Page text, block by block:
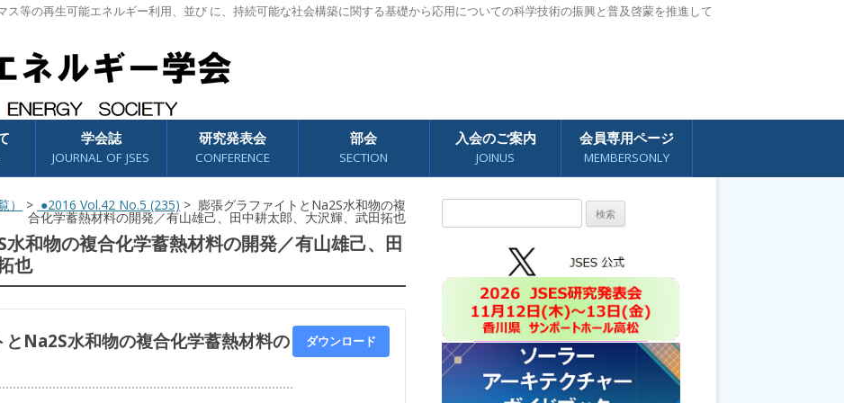
等の再生可能エネルギー利用、並び に、持続可能な社会構築に関する基礎から応用についての科学技術の振興と普及啓蒙を推進して
学会誌
JOURNAL OF JSES
研究発表会
CONFERENCE
部会
SECTION
入会のご案内
JOINUS
会員専用ページ
MEMBERSONLY
） > ●2016 Vol.42 No.5 (235) > 膨張グラファイトとNa2S水和物の複
合化学蓄熱材料の開発／有山雄己、田中耕太郎、大沢輝、武田拓也
和物の複合化学蓄熱材料の開発／有山雄己、田
也
とNa2S水和物の複合化学蓄熱材料の
ダウンロード
索: